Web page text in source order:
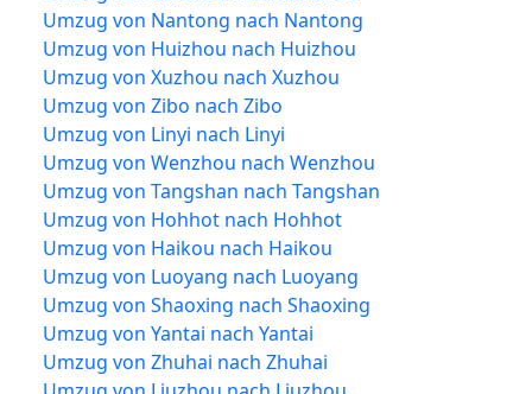
Umzug von Nantong nach Nantong
Umzug von Huizhou nach Huizhou
Umzug von Xuzhou nach Xuzhou
Umzug von Zibo nach Zibo
Umzug von Linyi nach Linyi
Umzug von Wenzhou nach Wenzhou
Umzug von Tangshan nach Tangshan
Umzug von Hohhot nach Hohhot
Umzug von Haikou nach Haikou
Umzug von Luoyang nach Luoyang
Umzug von Shaoxing nach Shaoxing
Umzug von Yantai nach Yantai
Umzug von Zhuhai nach Zhuhai